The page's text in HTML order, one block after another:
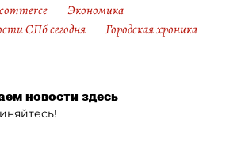
Экономика
СПб сегодня
Городская хроника
новости здесь